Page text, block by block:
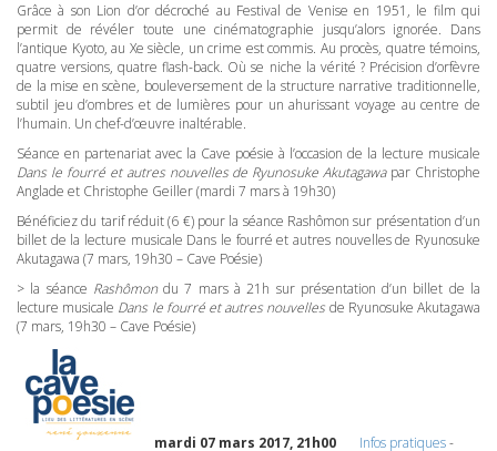
Grâce à son Lion d’or décroché au Festival de Venise en 1951, le film qui
permit de révéler toute une cinématographie jusqu’alors ignorée. Dans
l’antique Kyoto, au Xe siècle, un crime est commis. Au procès, quatre témoins,
quatre versions, quatre flash-back. Où se niche la vérité ? Précision d’orfèvre
de la mise en scène, bouleversement de la structure narrative traditionnelle,
subtil jeu d’ombres et de lumières pour un ahurissant voyage au centre de
l’humain. Un chef-d’œuvre inaltérable.
Séance en partenariat avec la Cave poésie à l’occasion de la lecture musicale
Dans le fourré et autres nouvelles de Ryunosuke Akutagawapar Christophe
Anglade et Christophe Geiller (mardi 7 mars à 19h30)
Bénéficiez du tarif réduit (6 €) pour la séance Rashômon sur présentation d’un
billet de la lecture musicale Dans le fourré et autres nouvelles de Ryunosuke
Akutagawa (7 mars, 19h30 – Cave Poésie)
> la séance Rashômondu 7 mars à 21h sur présentation d’un billet de la
lecture musicale Dans le fourré et autres nouvelles de Ryunosuke Akutagawa
(7 mars, 19h30 – Cave Poésie)
mardi 07 mars 2017, 21h00 Infos pratiques-